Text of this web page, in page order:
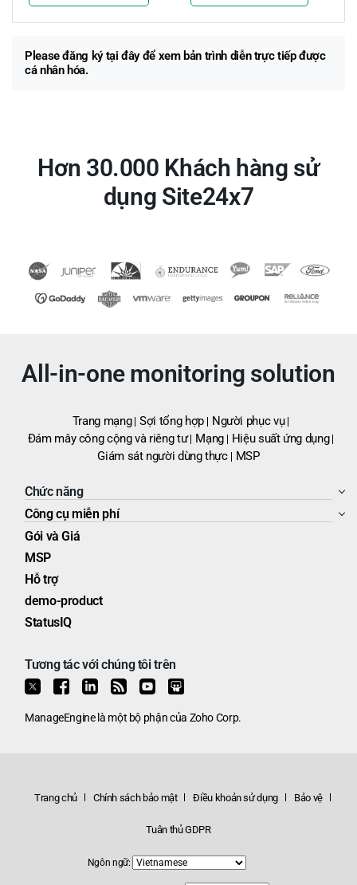
Pleaseđăng ký tại đâyđể xem bản trình diễn trực tiếp được
cá nhân hóa.
Hơn 30.000 Khách hàng sử
dụng Site24x7
All-in-one monitoring solution
Trang mạng Sợi tổng hợp
Người phục vụ
Đám mây công cộng và riêng tư Mạng
Hiệu suất ứng dụng
Giám sát người dùng thực
MSP
Chức năng
Công cụ miễn phí
Gói và Giá
MSP
Hỗ trợ
demo-product
StatusIQ
Tương tác với chúng tôi trên
ManageEnginelà một bộ phận của Zoho Corp.
Trang chủ Chính sách bảo mật Điều khoản sử dụng Bảo vệ
Tuân thủ GDPR
Ngôn ngữ: